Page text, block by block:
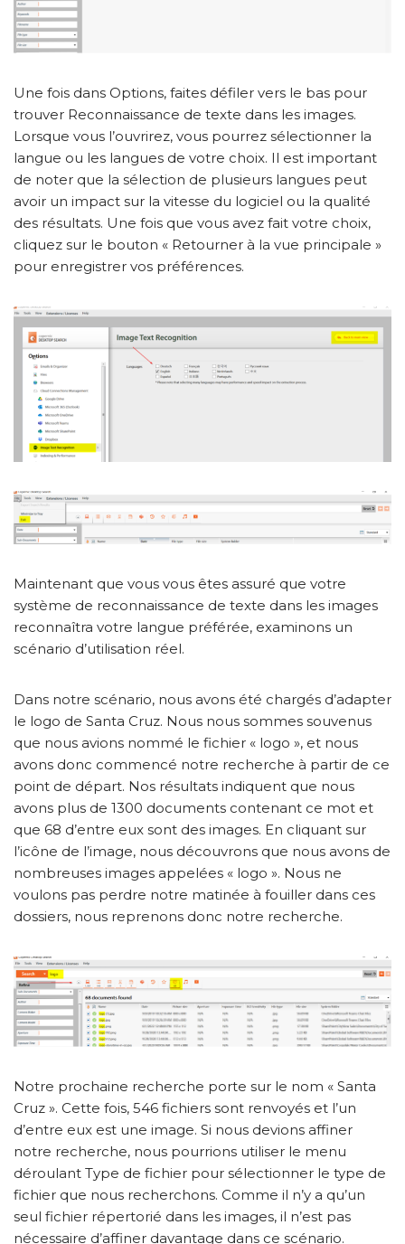
Une fois dans Options, faites défiler vers le bas pour
trouver Reconnaissance de texte dans les images.
Lorsque vous l’ouvrirez, vous pourrez sélectionner la
langue ou les langues de votre choix. Il est important
de noter que la sélection de plusieurs langues peut
avoir un impact sur la vitesse du logiciel ou la qualité
des résultats. Une fois que vous avez fait votre choix,
cliquez sur le bouton « Retourner à la vue principale »
pour enregistrer vos préférences.
Maintenant que vous vous êtes assuré que votre
système de reconnaissance de texte dans les images
reconnaîtra votre langue préférée, examinons un
scénario d’utilisation réel.
Dans notre scénario, nous avons été chargés d’adapter
le logo de Santa Cruz. Nous nous sommes souvenus
que nous avions nommé le fichier « logo », et nous
avons donc commencé notre recherche à partir de ce
point de départ. Nos résultats indiquent que nous
avons plus de 1300 documents contenant ce mot et
que 68 d’entre eux sont des images. En cliquant sur
l’icône de l’image, nous découvrons que nous avons de
nombreuses images appelées « logo ». Nous ne
voulons pas perdre notre matinée à fouiller dans ces
dossiers, nous reprenons donc notre recherche.
Notre prochaine recherche porte sur le nom « Santa
Cruz ». Cette fois, 546 fichiers sont renvoyés et l’un
d’entre eux est une image. Si nous devions affiner
notre recherche, nous pourrions utiliser le menu
déroulant Type de fichier pour sélectionner le type de
fichier que nous recherchons. Comme il n’y a qu’un
seul fichier répertorié dans les images, il n’est pas
nécessaire d’affiner davantage dans ce scénario.